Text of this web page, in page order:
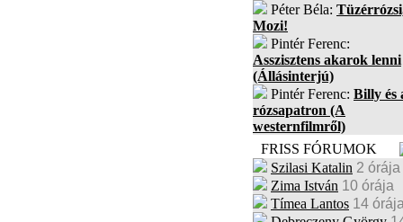
Péter Béla:
Mozi!
Pintér Ferenc:
Asszisztens akarok lenni
(Állásinterjú)
Pintér Ferenc: Billy és
rózsapatron (A
westernfilmről)
FRISS FÓRUMOK
Szilasi Katalin 2 órája
Zima István 10 órája
Tímea Lantos 14 órája